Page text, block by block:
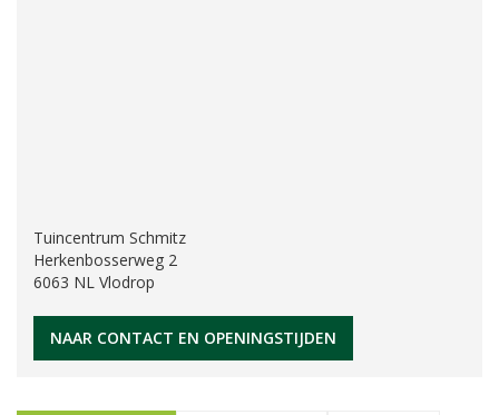
Tuincentrum Schmitz
Herkenbosserweg 2
6063 NL Vlodrop
NAAR CONTACT EN OPENINGSTIJDEN